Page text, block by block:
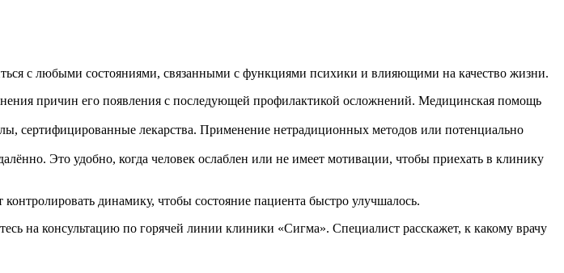
с любыми состояниями, связанными с функциями психики и влияющими на качество жизни.
причин его появления с последующей профилактикой осложнений. Медицинская помощь
сертифицированные лекарства. Применение нетрадиционных методов или потенциально
Это удобно, когда человек ослаблен или не имеет мотивации, чтобы приехать в клинику
контролировать динамику, чтобы состояние пациента быстро улучшалось.
на консультацию по горячей линии клиники «Сигма». Специалист расскажет, к какому врачу